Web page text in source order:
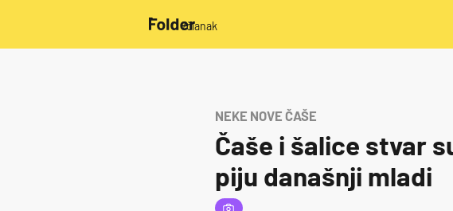
/članak
NEKE NOVE ČAŠE
Čaše i šalice stvar
piju današnji mladi